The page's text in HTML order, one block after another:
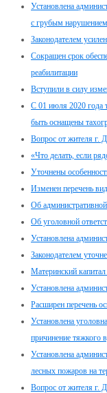
Установлена
с грубым
Законодателем
Сокращен срок
реабилитации
Вступили в силу
С 01 июля 2020 года
быть оснащены
Вопрос от жителя г.
«Что делать, если
Уточнены
Изменен перечень
Об административной
Об уголовной
Установлена
Законодателем
Материнский капитал
Установлена
Расширен перечень
Установлена
причинение тяжкого
Установлена
лесных пожаров на
Вопрос от жителя г.